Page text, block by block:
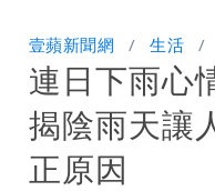
壹蘋新聞網 生活
連日下雨
揭陰雨天讓
正原因